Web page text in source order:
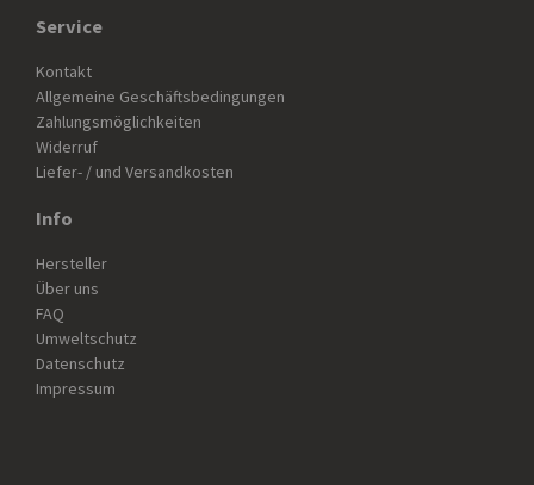
Service
Kontakt
Allgemeine Geschäftsbedingungen
Zahlungsmöglichkeiten
Widerruf
Liefer- / und Versandkosten
Info
Hersteller
Über uns
FAQ
Umweltschutz
Datenschutz
Impressum